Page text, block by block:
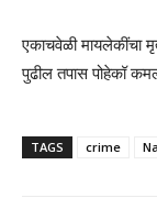
एकाचवेळी मायलेकींचा
पुढील तपास पोहेकॉ
TAGS crime